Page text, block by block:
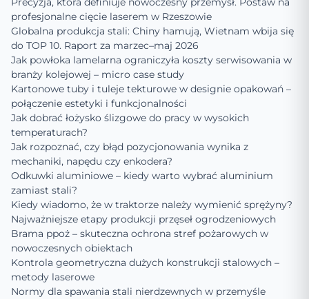
profesjonalne cięcie laserem w Rzeszowie
Globalna produkcja stali: Chiny hamują, Wietnam wbija się
do TOP 10. Raport za marzec–maj 2026
Jak powłoka lamelarna ograniczyła koszty serwisowania w
branży kolejowej – micro case study
Kartonowe tuby i tuleje tekturowe w designie opakowań –
połączenie estetyki i funkcjonalności
Jak dobrać łożysko ślizgowe do pracy w wysokich
temperaturach?
Jak rozpoznać, czy błąd pozycjonowania wynika z
mechaniki, napędu czy enkodera?
Odkuwki aluminiowe – kiedy warto wybrać aluminium
zamiast stali?
Kiedy wiadomo, że w traktorze należy wymienić sprężyny?
Najważniejsze etapy produkcji przęseł ogrodzeniowych
Brama ppoż – skuteczna ochrona stref pożarowych w
nowoczesnych obiektach
Kontrola geometryczna dużych konstrukcji stalowych –
metody laserowe
Normy dla spawania stali nierdzewnych w przemyśle